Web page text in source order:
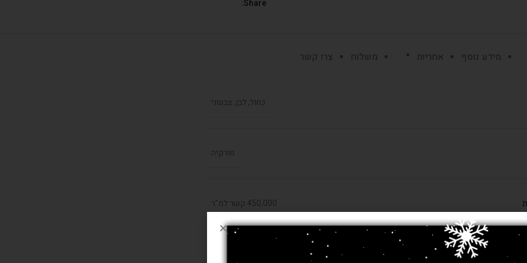
Share:
מידע נוסף אחריות משלוח צרו קשר
כחול, לבן, צבעוני
טורקיה
450,000 קשר למ"ר